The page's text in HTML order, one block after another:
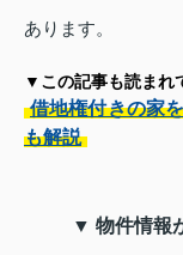
あります。
▼この記事も読まれ
借地権付きの家
も解説
▼ 物件情報